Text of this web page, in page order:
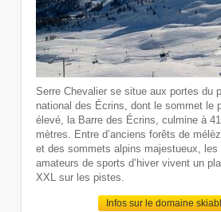
Serre Chevalier se situe aux portes du
national des Écrins, dont le sommet le
élevé, la Barre des Écrins, culmine à
mètres. Entre d’anciens forêts de
et des sommets alpins majestueux, les
amateurs de sports d’hiver vivent un
XXL sur les pistes.
Infos sur le domaine